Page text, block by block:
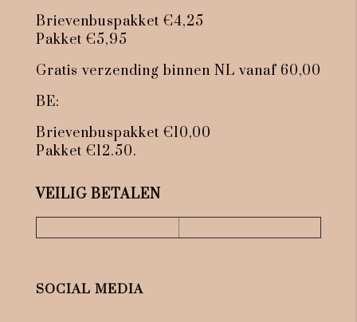
Brievenbuspakket €4,25
Pakket €5,95
Gratis verzending binnen NL vanaf 60,00
BE:
Brievenbuspakket €10,00
Pakket €12.50.
VEILIG BETALEN
SOCIAL MEDIA